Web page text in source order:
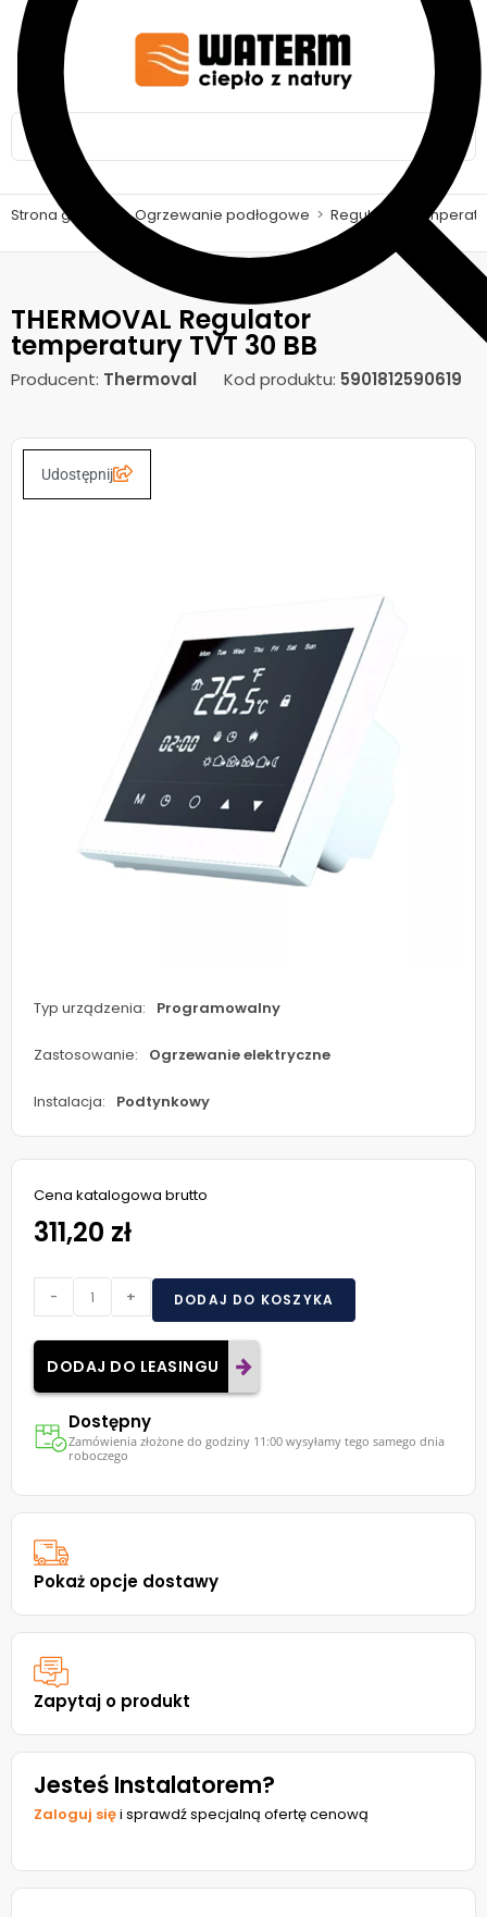
Strona główna > Ogrzewanie podłogowe > Regulatory
THERMOVAL Regulator
temperatury TVT 30 BB
Producent: Thermoval Kod produktu: 5901812590619
Udostępnij
Typ urządzenia: Programowalny
Zastosowanie: Ogrzewanie elektryczne
Instalacja: Podtynkowy
Cena katalogowa brutto
311,20 zł
- + DODAJ DO KOSZYKA
DODAJ DO LEASINGU
Dostępny
Zamówienia złożone do godziny 11:00 wysyłamy tego samego dnia
roboczego
Pokaż opcje dostawy
Zapytaj o produkt
Jesteś Instalatorem?
Zaloguj sięi sprawdź specjalną ofertę cenową